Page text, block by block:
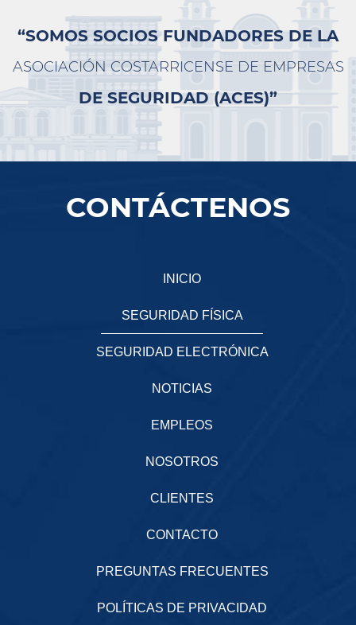
“SOMOS SOCIOS FUNDADORES DE LA
ASOCIACIÓN COSTARRICENSE DE EMPRESAS
DE SEGURIDAD (ACES)”
CONTÁCTENOS
INICIO
SEGURIDAD FÍSICA
SEGURIDAD ELECTRÓNICA
NOTICIAS
EMPLEOS
NOSOTROS
CLIENTES
CONTACTO
PREGUNTAS FRECUENTES
POLÍTICAS DE PRIVACIDAD